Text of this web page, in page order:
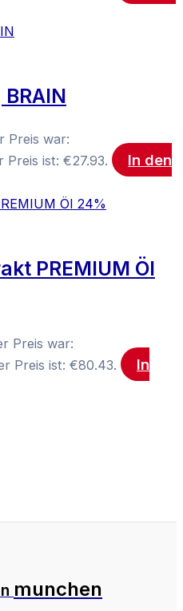
Preis war:
Preis ist: €27.93.
In den
PREMIUM Öl
Preis war:
Preis ist: €80.43.
In
munchen